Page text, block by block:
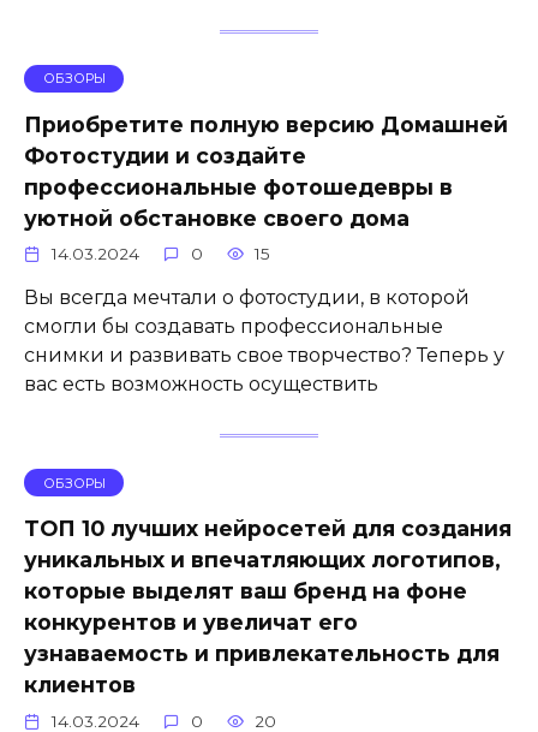
ОБЗОРЫ
Приобретите полную версию Домашней
Фотостудии и создайте
профессиональные фотошедевры в
уютной обстановке своего дома
14.03.2024 0 15
Вы всегда мечтали о фотостудии, в которой
смогли бы создавать профессиональные
снимки и развивать свое творчество? Теперь у
вас есть возможность осуществить
ОБЗОРЫ
ТОП 10 лучших нейросетей для создания
уникальных и впечатляющих логотипов,
которые выделят ваш бренд на фоне
конкурентов и увеличат его
узнаваемость и привлекательность для
клиентов
14.03.2024 0 20